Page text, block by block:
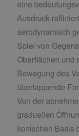
eine
Ausdruck
aerodynamisch
Spiel von
Oberflächen und
Bewegung des
überlappende
Von der
graduellen
konischen Basis